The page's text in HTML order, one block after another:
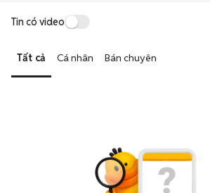
Tin có video
Tất cả Cá nhân Bán chuyên